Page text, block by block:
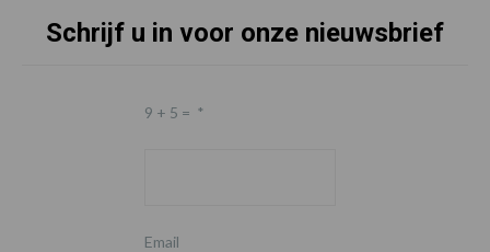
Schrijf u in voor onze nieuwsbrief
9 + 5 = *
Email